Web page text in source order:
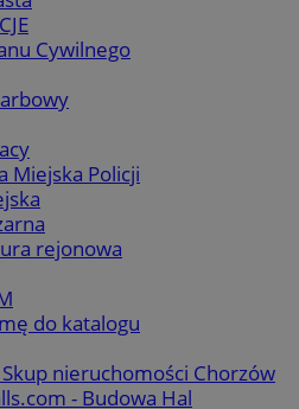
Cywilnego
Miejska Policji
rejonowa
do katalogu
nieruchomości Chorzów
- Budowa Hal